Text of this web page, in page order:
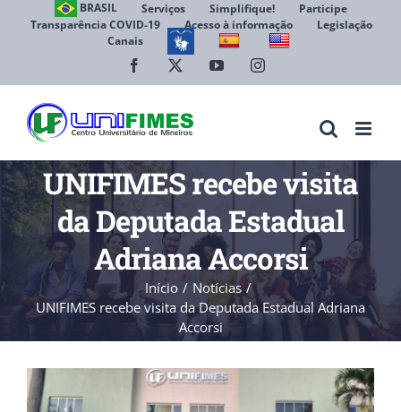
BRASIL Serviços Simplifique!
Participe
Transparência COVID-19
Acesso à informação
Legislação
Canais
Facebook YouTubeInstagram
UNIFIMES recebe visita
da Deputada Estadual
Adriana Accorsi
Início
Notícias
UNIFIMES recebe visita da Deputada Estadual Adriana
Accorsi
View
Larger